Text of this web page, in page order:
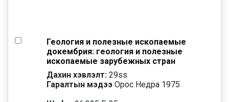
Геология и полезные ископаемые
докембрия: геология и полезные
ископаемые зарубежных стран
Дахин хэвлэлт: 29ss
Гаралтын мэдээ Орос Недра 1975